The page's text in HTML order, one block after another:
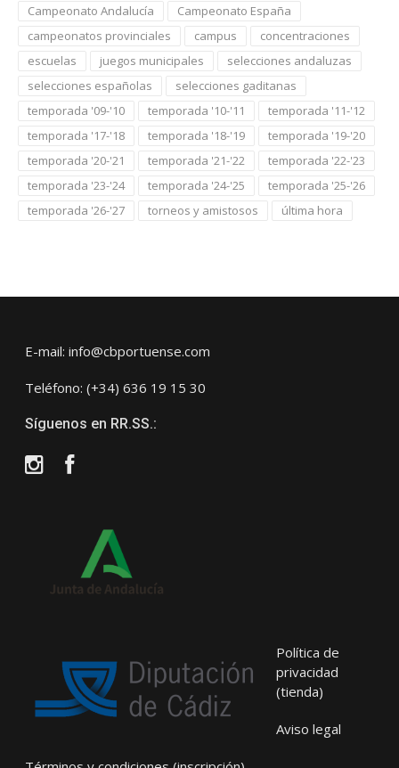
Campeonato Andalucía
Campeonato España
campeonatos provinciales
campus
concentraciones
escuelas
juegos municipales
selecciones andaluzas
selecciones españolas
selecciones gaditanas
temporada '09-'10
temporada '10-'11
temporada '11-'12
temporada '17-'18
temporada '18-'19
temporada '19-'20
temporada '20-'21
temporada '21-'22
temporada '22-'23
temporada '23-'24
temporada '24-'25
temporada '25-'26
temporada '26-'27
torneos y amistosos última hora
E-mail: info@cbportuense.com
Teléfono: (+34) 636 19 15 30
Síguenos en RR.SS.:
InstagramFacebook
Política de
privacidad
(tienda)
Aviso legal